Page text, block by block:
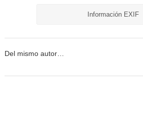
Información EXIF
Del mismo autor…